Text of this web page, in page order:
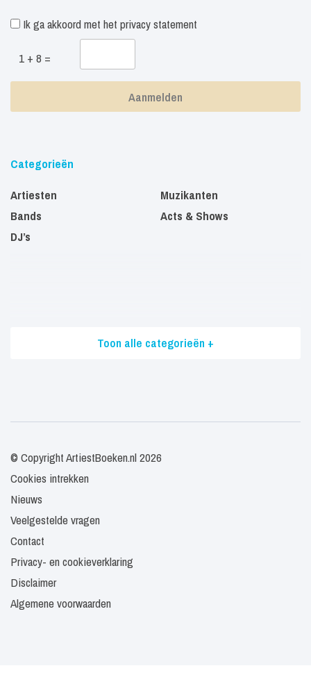
Ik ga akkoord met het privacy statement
1 + 8 =
Categorieën
Artiesten
Bands
DJ’s
Muzikanten
Acts & Shows
Toon alle categorieën +
© Copyright ArtiestBoeken.nl 2026
Cookies intrekken
Nieuws
Veelgestelde vragen
Contact
Privacy- en cookieverklaring
Disclaimer
Algemene voorwaarden